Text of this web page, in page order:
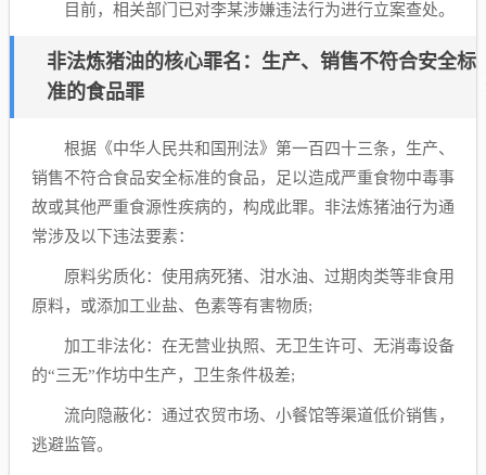
目前，相关部门已对李某涉嫌违法行为进行立案查处。
非法炼猪油的核心罪名：生产、销售不符合安全标
准的食品罪
根据《中华人民共和国刑法》第一百四十三条，生产、
销售不符合食品安全标准的食品，足以造成严重食物中毒事
故或其他严重食源性疾病的，构成此罪。非法炼猪油行为通
常涉及以下违法要素：
原料劣质化：使用病死猪、泔水油、过期肉类等非食用
原料，或添加工业盐、色素等有害物质;
加工非法化：在无营业执照、无卫生许可、无消毒设备
的“三无”作坊中生产，卫生条件极差;
流向隐蔽化：通过农贸市场、小餐馆等渠道低价销售，
逃避监管。